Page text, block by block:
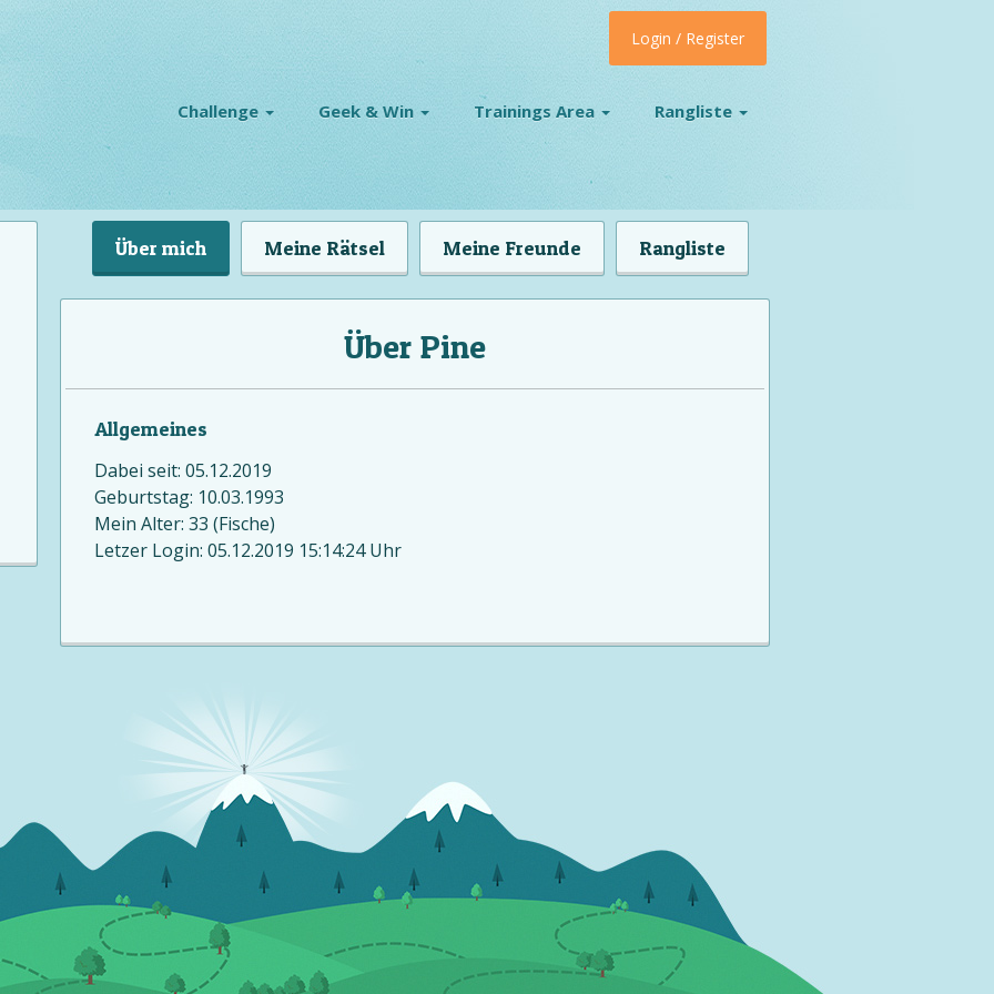
Challenge Geek & Win Trainings Area Rangliste
Login / Register
Über mich Meine Rätsel Meine Freunde Rangliste
Über Pine
Allgemeines
Dabei seit: 05.12.2019
Geburtstag: 10.03.1993
Mein Alter: 33 (Fische)
Letzer Login: 05.12.2019 15:14:24 Uhr